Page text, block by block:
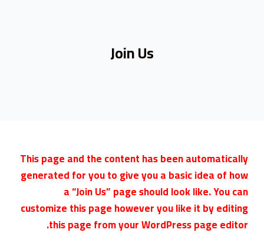
Join Us
This page and the content has been automatically
generated for you to give you a basic idea of how
a “Join Us” page should look like. You can
customize this page however you like it by editing
this page from your WordPress page editor.